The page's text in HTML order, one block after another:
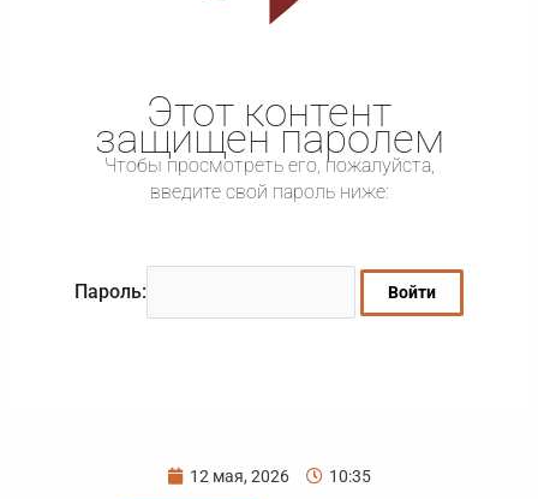
Этот контент
защищен паролем
Чтобы просмотреть его, пожалуйста,
введите свой пароль ниже:
Пароль:
12 мая, 2026 10:35